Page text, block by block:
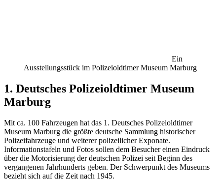
Ein
Ausstellungsstück im Polizeioldtimer Museum Marburg
1. Deutsches Polizeioldtimer Museum
Marburg
Mit ca. 100 Fahrzeugen hat das 1. Deutsches Polizeioldtimer
Museum Marburg die größte deutsche Sammlung historischer
Polizeifahrzeuge und weiterer polizeilicher Exponate.
Informationstafeln und Fotos sollen dem Besucher einen Eindruck
über die Motorisierung der deutschen Polizei seit Beginn des
vergangenen Jahrhunderts geben. Der Schwerpunkt des Museums
bezieht sich auf die Zeit nach 1945.